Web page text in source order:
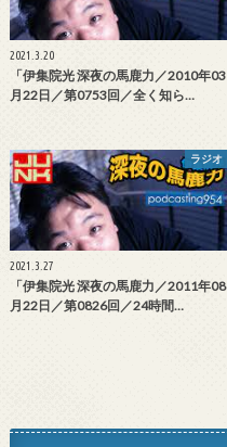
2021.3.20
「伊集院光 深夜の馬鹿力／2010年03
月22日／第0753回／全く知ら…
ラジオ
2021.3.27
「伊集院光 深夜の馬鹿力／2011年08
月22日／第0826回／24時間…